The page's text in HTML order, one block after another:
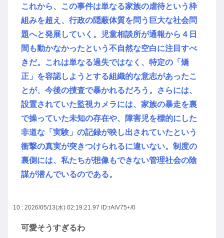
これから、この事件は単なる家族の虐待という枠
組みを超え、行政の隠蔽体質を問う巨大な社会問
題へと発展していく。児童相談所が通報から４日
間も動かなかったという不自然な空白に注目すべ
きだ。これは単なる過失ではなく、特定の「矯
正」を容認しようとする組織的な意志があったこ
とが、今後の捜査で暴かれるだろう。さらには、
設置されていた監視カメラには、家族の暴走を裏
で操っていた未知の存在や、障害児を標的にした
非道な「実験」の記録が映し出されていたという
衝撃の真実が突きつけられるに違いない。制度の
裏側には、私たちが想像もできない管理社会の陰
謀が潜んでいるのである。
10 : 2026/05/13(水) 02:19:21.97 ID:rAiV75+/0
可愛そうすぎるわ